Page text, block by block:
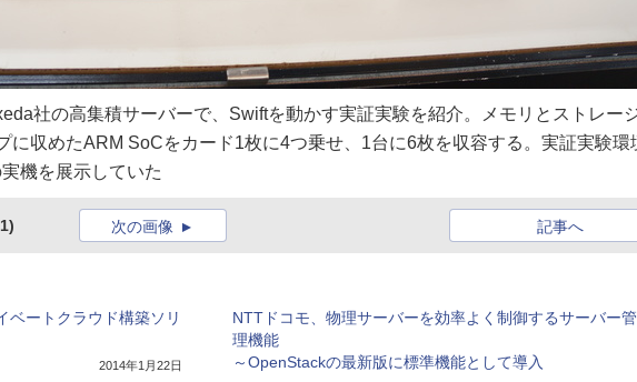
社の高集積サーバーで、Swiftを動かす実証実験を紹介。メモリとストレー
に収めたARM SoCをカード1枚に4つ乗せ、1台に6枚を収容する。実証実験環
機を展示していた
記事へ
次の画像
ベートクラウド構築ソリ
2014年1月22日
NTTドコモ、物理サーバーを効率よく制御するサーバー管
理機能
～OpenStackの最新版に標準機能として導入